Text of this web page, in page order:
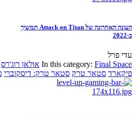
העונה האחרונה של Attack on Titan תמשיך
ב-2022
עדי פרל
In this category: Final Space אולאן רוג'רס
פיקארד סטאר טרק סטאר טרק: דיסקוברי